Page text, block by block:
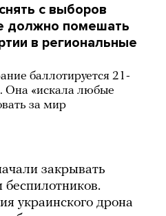
с выборов
должно помешать
в региональные
баллотируется 21-
Она «искала любые
за мир
закрывать
беспилотников.
украинского дрона